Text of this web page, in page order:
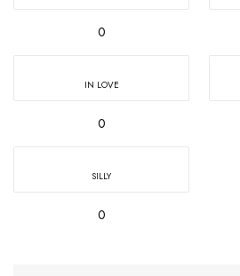
0
IN LOVE
0
SILLY
0